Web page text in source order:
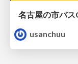
usanchuu